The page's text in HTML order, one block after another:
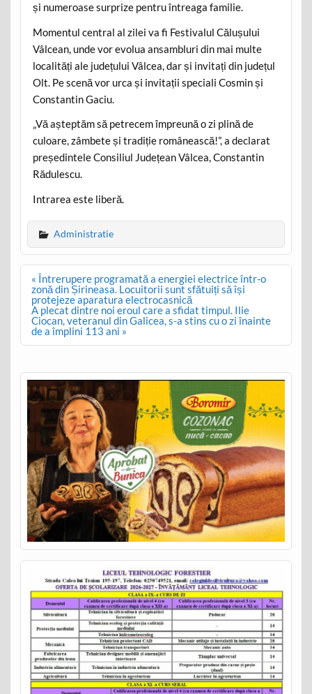
și numeroase surprize pentru întreaga familie.
Momentul central al zilei va fi Festivalul Călușului
Vâlcean, unde vor evolua ansambluri din mai multe
localități ale județului Vâlcea, dar și invitați din județul
Olt. Pe scenă vor urca și invitații speciali Cosmin și
Constantin Gaciu.
„Vă așteptăm să petrecem împreună o zi plină de
culoare, zâmbete și tradiție românească!”, a declarat
președintele Consiliul Județean Vâlcea, Constantin
Rădulescu.
Intrarea este liberă.
Administratie
Post
navigation
« Întrerupere programată a energiei electrice într-o
zonă din Șirineasa. Locuitorii sunt sfătuiți să își
protejeze aparatura electrocasnică
A plecat dintre noi eroul care a sfidat timpul. Ilie
Ciocan, veteranul din Galicea, s-a stins cu o zi înainte
de a împlini 113 ani »